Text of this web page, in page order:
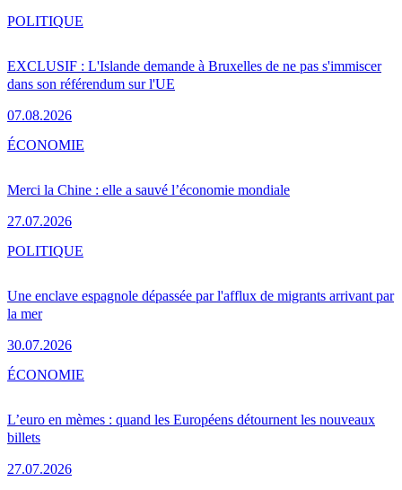
EXCLUSIF : L'Islande demande à Bruxelles de ne pas s'immiscer
dans son référendum sur l'UE
07.08.2026
POLITIQUE
Merci la Chine : elle a sauvé l’économie mondiale
27.07.2026
ÉCONOMIE
Une enclave espagnole dépassée par l'afflux de migrants arrivant par
la mer
30.07.2026
POLITIQUE
L’euro en mèmes : quand les Européens détournent les nouveaux
billets
27.07.2026
ÉCONOMIE